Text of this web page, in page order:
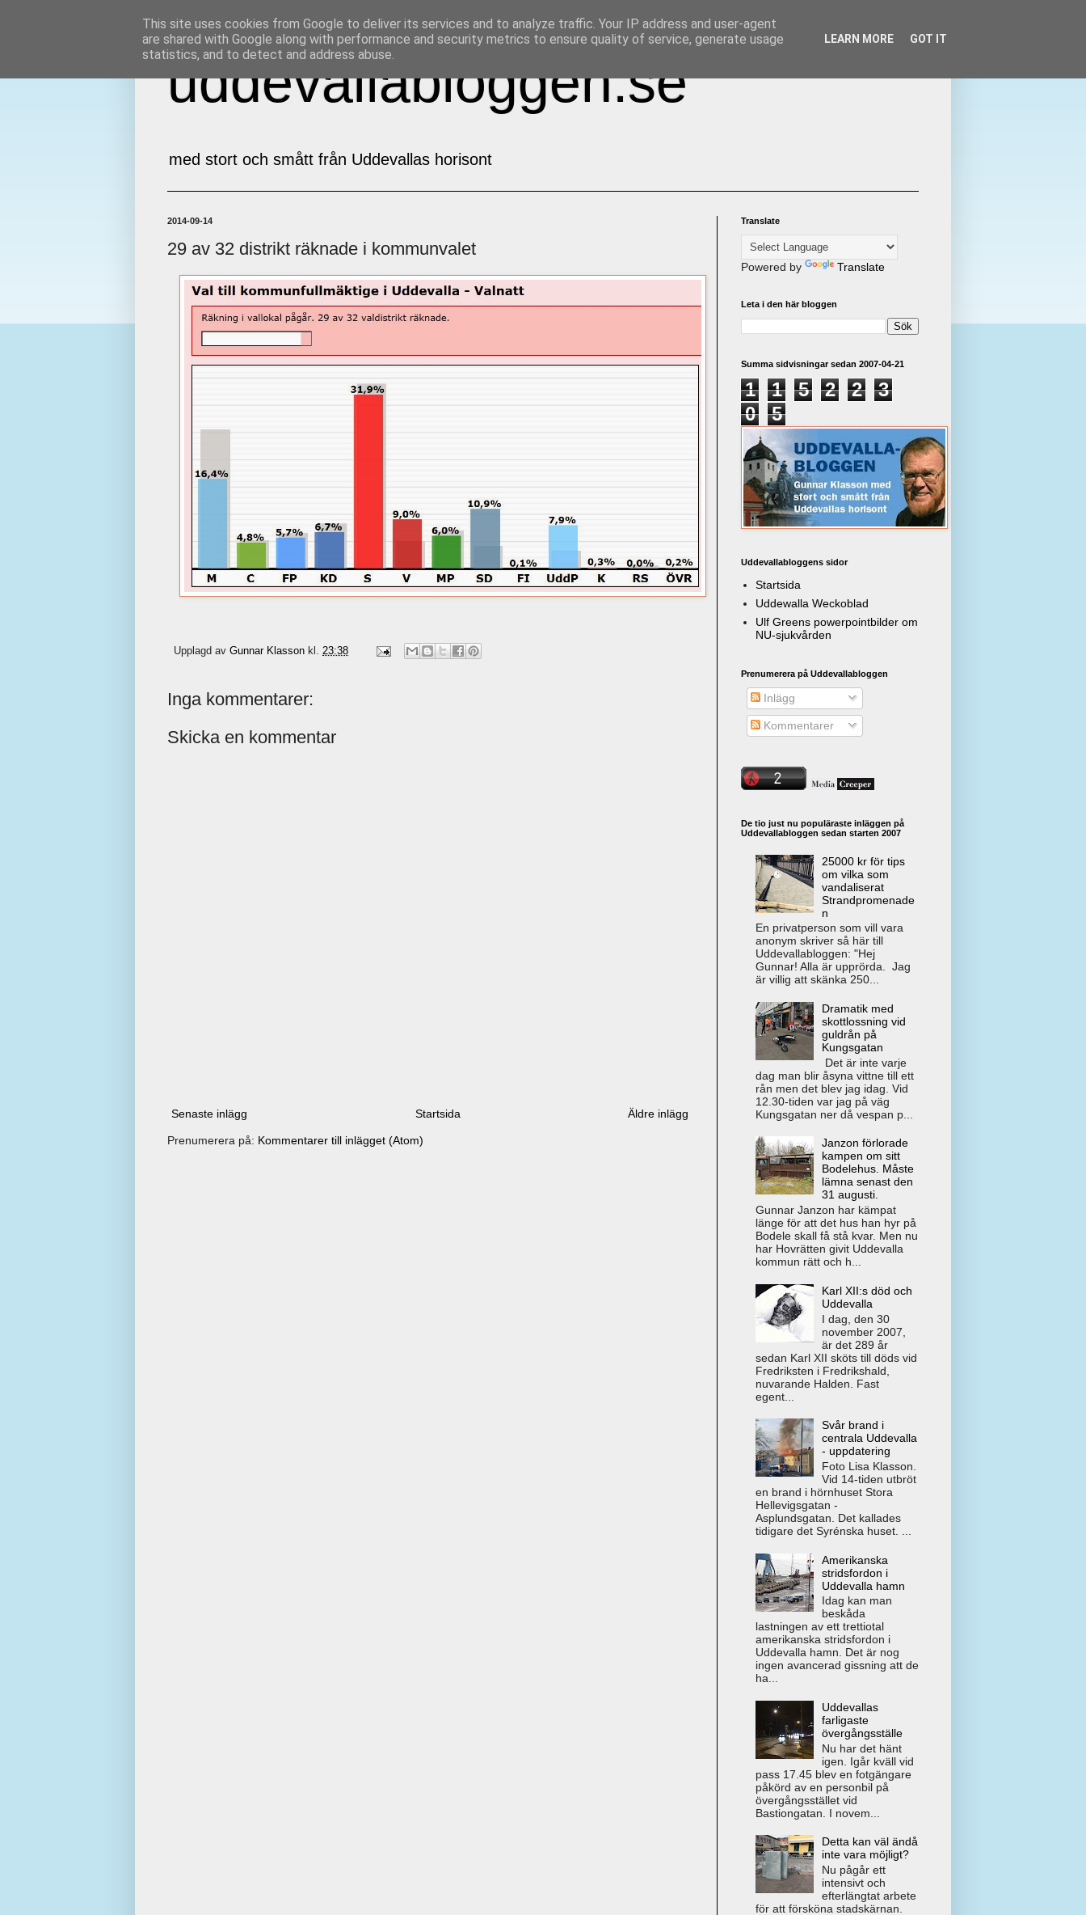
uddevallabloggen.se
med stort och smått från Uddevallas horisont
2014-09-14
29 av 32 distrikt räknade i kommunvalet
Upplagd av Gunnar Klasson kl. 23:38
Inga kommentarer:
Skicka en kommentar
Senaste inlägg Äldre inlägg
Startsida
Prenumerera på: Kommentarer till inlägget (Atom)
Translate
Powered by Translate
Leta i den här bloggen
Summa sidvisningar sedan 2007-04-21
1 1 5 2 2
3
0
5
Uddevallabloggens sidor
Startsida
Uddewalla Weckoblad
Ulf Greens powerpointbilder om
NU-sjukvården
Prenumerera på Uddevallabloggen
Inlägg
Kommentarer
De tio just nu populäraste inläggen på
Uddevallabloggen sedan starten 2007
25000 kr för tips
om vilka som
vandaliserat
Strandpromenade
n
En privatperson som vill vara
anonym skriver så här till
Uddevallabloggen: "Hej
Gunnar! Alla är upprörda. Jag
är villig att skänka 250...
Dramatik med
skottlossning vid
guldrån på
Kungsgatan
Det är inte varje
dag man blir åsyna vittne till ett
rån men det blev jag idag. Vid
12.30-tiden var jag på väg
Kungsgatan ner då vespan p...
Janzon förlorade
kampen om sitt
Bodelehus. Måste
lämna senast den
31 augusti.
Gunnar Janzon har kämpat
länge för att det hus han hyr på
Bodele skall få stå kvar. Men nu
har Hovrätten givit Uddevalla
kommun rätt och h...
Karl XII:s död och
Uddevalla
I dag, den 30
november 2007,
är det 289 år
sedan Karl XII sköts till döds vid
Fredriksten i Fredrikshald,
nuvarande Halden. Fast
egent...
Svår brand i
centrala Uddevalla
- uppdatering
Foto Lisa Klasson.
Vid 14-tiden utbröt
en brand i hörnhuset Stora
Hellevigsgatan -
Asplundsgatan. Det kallades
tidigare det Syrénska huset. ...
Amerikanska
stridsfordon i
Uddevalla hamn
Idag kan man
beskåda
lastningen av ett trettiotal
amerikanska stridsfordon i
Uddevalla hamn. Det är nog
ingen avancerad gissning att de
ha...
Uddevallas
farligaste
övergångsställe
Nu har det hänt
igen. Igår kväll vid
pass 17.45 blev en fotgängare
påkörd av en personbil på
övergångsstället vid
Bastiongatan. I novem...
Detta kan väl ändå
inte vara möjligt?
Nu pågår ett
intensivt och
efterlängtat arbete
för att försköna stadskärnan.
This site uses cookies from Google to deliver its services and to analyze traffic. Your IP address and user-agent
are shared with Google along with performance and security metrics to ensure quality of service, generate usage
statistics, and to detect and address abuse.
LEARN MORE GOT IT